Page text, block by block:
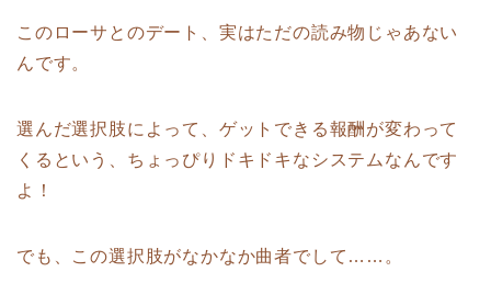
このローサとのデート、実はただの読み物じゃあない
んです。
選んだ選択肢によって、ゲットできる報酬が変わって
くるという、ちょっぴりドキドキなシステムなんです
よ！
でも、この選択肢がなかなか曲者でして……。